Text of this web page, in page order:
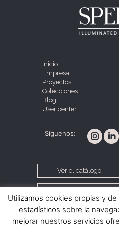
Inicio
Empresa
Proyectos
Colecciones
Blog
User center
Síguenos:
Ver el catálogo
Utilizamos cookies propias y
estadísticos sobre la
mejorar nuestros servicios